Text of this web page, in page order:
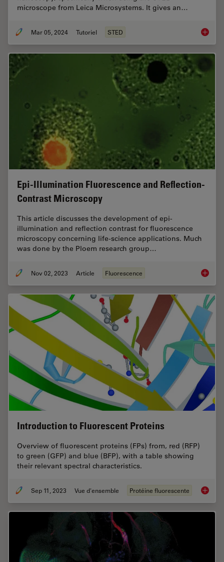
microscope from Leica Microsystems. It gives an…
Mar 05, 2024 Tutoriel STED The
Epi-Illumination Fluorescence and Reflection-
Contrast Microscopy
This article discusses the development of epi-
illumination and reflection contrast for fluorescence
microscopy concerning life-science applications. Much
was done by the Ploem research group…
Nov 02, 2023 Article Fluorescence Epi-
Introduction to Fluorescent Proteins
Overview of fluorescent proteins (FPs) from, red (RFP)
to green (GFP) and blue (BFP), with a table showing
their relevant spectral characteristics.
Sep 11, 2023 Vue d'ensemble Protéine fluorescente